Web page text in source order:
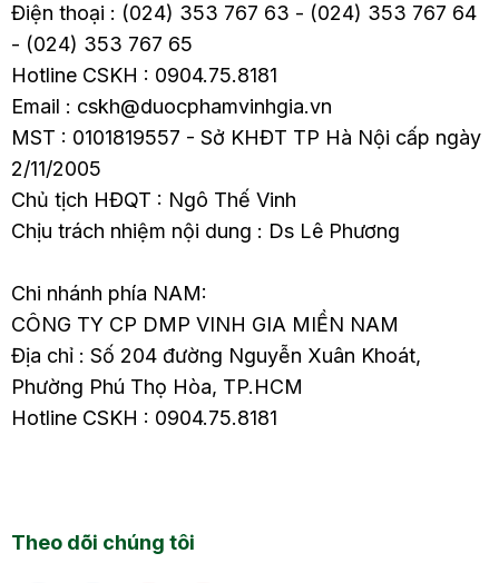
Điện thoại : (024) 353 767 63 - (024) 353 767 64
- (024) 353 767 65
Hotline CSKH : 0904.75.8181
Email : cskh@duocphamvinhgia.vn
MST : 0101819557 - Sở KHĐT TP Hà Nội cấp ngày
2/11/2005
Chủ tịch HĐQT : Ngô Thế Vinh
Chịu trách nhiệm nội dung : Ds Lê Phương
Chi nhánh phía NAM:
CÔNG TY CP DMP VINH GIA MIỀN NAM
Địa chỉ : Số 204 đường Nguyễn Xuân Khoát,
Phường Phú Thọ Hòa, TP.HCM
Hotline CSKH : 0904.75.8181
Theo dõi chúng tôi